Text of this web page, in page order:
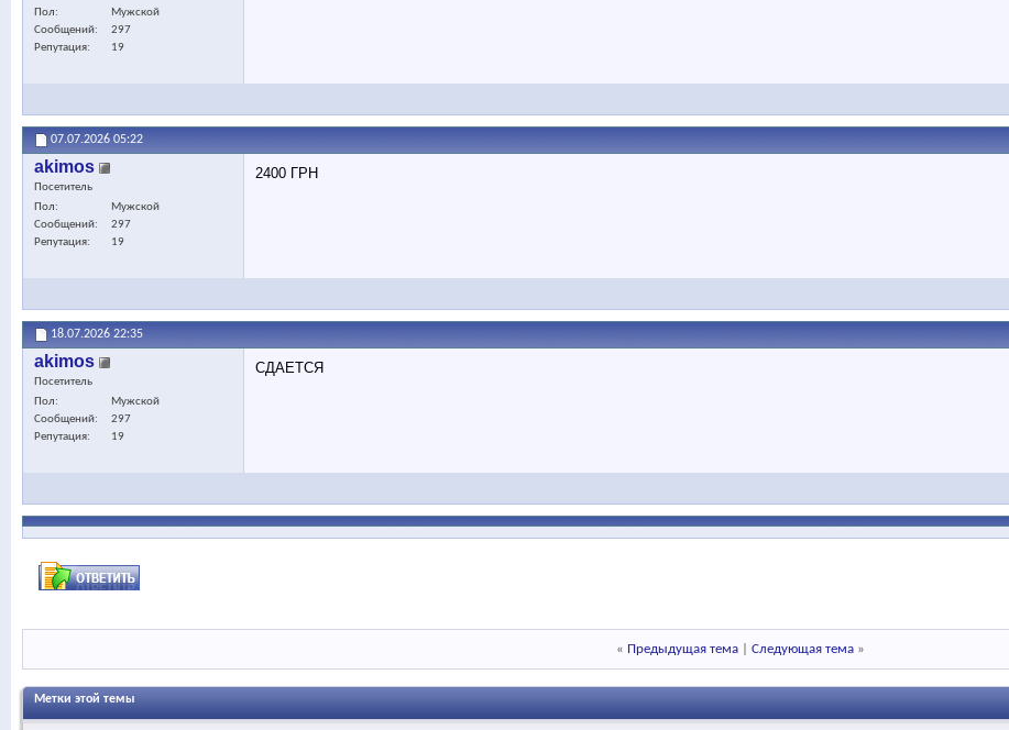
Пол
Мужской
Сообщений
297
Репутация
19
07.07.2026 05:22
akimos
Посетитель
Пол
Мужской
Сообщений
297
Репутация
19
2400 ГРН
18.07.2026 22:35
akimos
Посетитель
Пол
Мужской
Сообщений
297
Репутация
19
СДАЕТСЯ
« Предыдущая тема Следующая тема »
Метки этой темы